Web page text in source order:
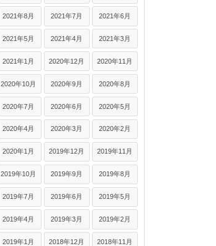
2021年8月 2021年7月 2021年6月
2021年5月 2021年4月 2021年3月
2021年1月 2020年12月 2020年11月
2020年10月 2020年9月 2020年8月
2020年7月 2020年6月 2020年5月
2020年4月 2020年3月 2020年2月
2020年1月 2019年12月 2019年11月
2019年10月 2019年9月 2019年8月
2019年7月 2019年6月 2019年5月
2019年4月 2019年3月 2019年2月
2019年1月 2018年12月 2018年11月